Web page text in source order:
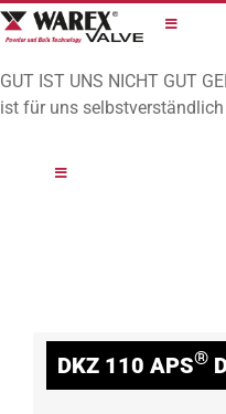
Zum
Inhalt
GUT IST UNS NICHT GUT
ist für uns selbstverständlich
DKZ 110 APS®